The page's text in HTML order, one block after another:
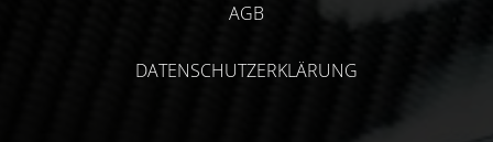
AGB
DATENSCHUTZERKLÄRUNG